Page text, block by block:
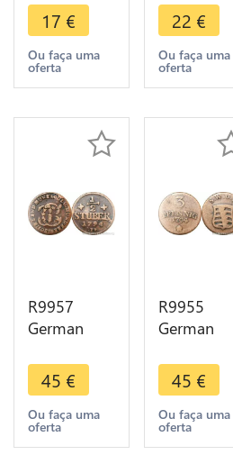
Westphalia
3 Centimes
Jérôme
Bonaparte
Cassel
17 €
Ou faça uma
oferta
Pfenninge
Wilhelm I
1865 A
Berlin ->
22 €
Ou faça uma
oferta
R9957
German
Jülich Berg
1/2 Stuber
Karl
Theodor
45 €
Ou faça uma
oferta
R9955
German
Weimar
Eisenach 3
Pfennig Karl
August
45 €
Ou faça uma
oferta